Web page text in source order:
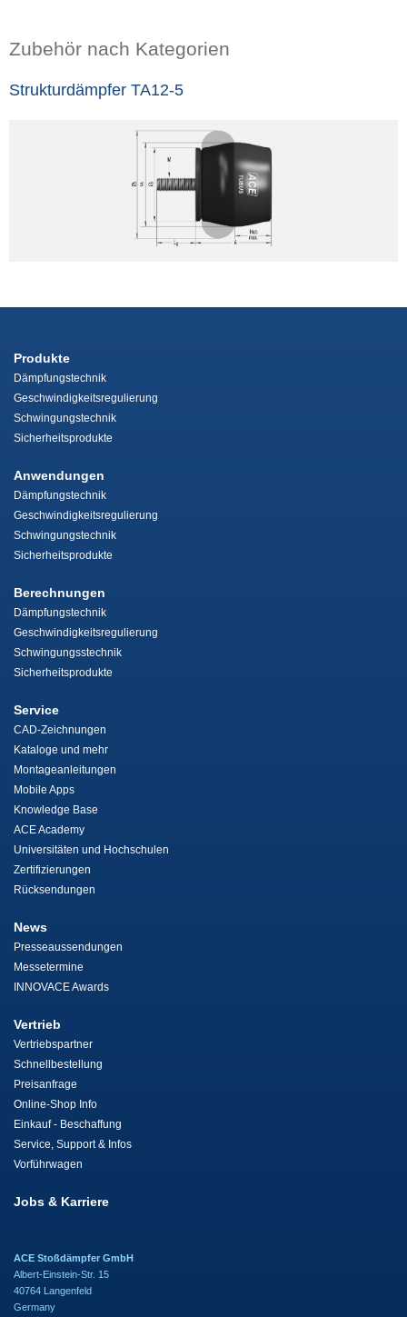
Zubehör nach Kategorien
Strukturdämpfer TA12-5
Produkte
Dämpfungstechnik
Geschwindigkeitsregulierung
Schwingungstechnik
Sicherheitsprodukte
Anwendungen
Dämpfungstechnik
Geschwindigkeitsregulierung
Schwingungstechnik
Sicherheitsprodukte
Berechnungen
Dämpfungstechnik
Geschwindigkeitsregulierung
Schwingungsstechnik
Sicherheitsprodukte
Service
CAD-Zeichnungen
Kataloge und mehr
Montageanleitungen
Mobile Apps
Knowledge Base
ACE Academy
Universitäten und Hochschulen
Zertifizierungen
Rücksendungen
News
Presseaussendungen
Messetermine
INNOVACE Awards
Vertrieb
Vertriebspartner
Schnellbestellung
Preisanfrage
Online-Shop Info
Einkauf - Beschaffung
Service, Support & Infos
Vorführwagen
Jobs & Karriere
ACE Stoßdämpfer GmbH
Albert-Einstein-Str. 15
40764 Langenfeld
Germany